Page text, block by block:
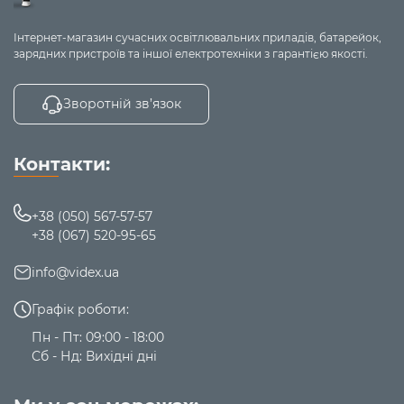
Інтернет-магазин сучасних освітлювальних приладів, батарейок,
зарядних пристроїв та іншої електротехніки з гарантією якості.
Зворотній зв’язок
Контакти:
+38 (050) 567-57-57
+38 (067) 520-95-65
info@videx.ua
Графік роботи:
Пн - Пт: 09:00 - 18:00
Сб - Нд: Вихідні дні